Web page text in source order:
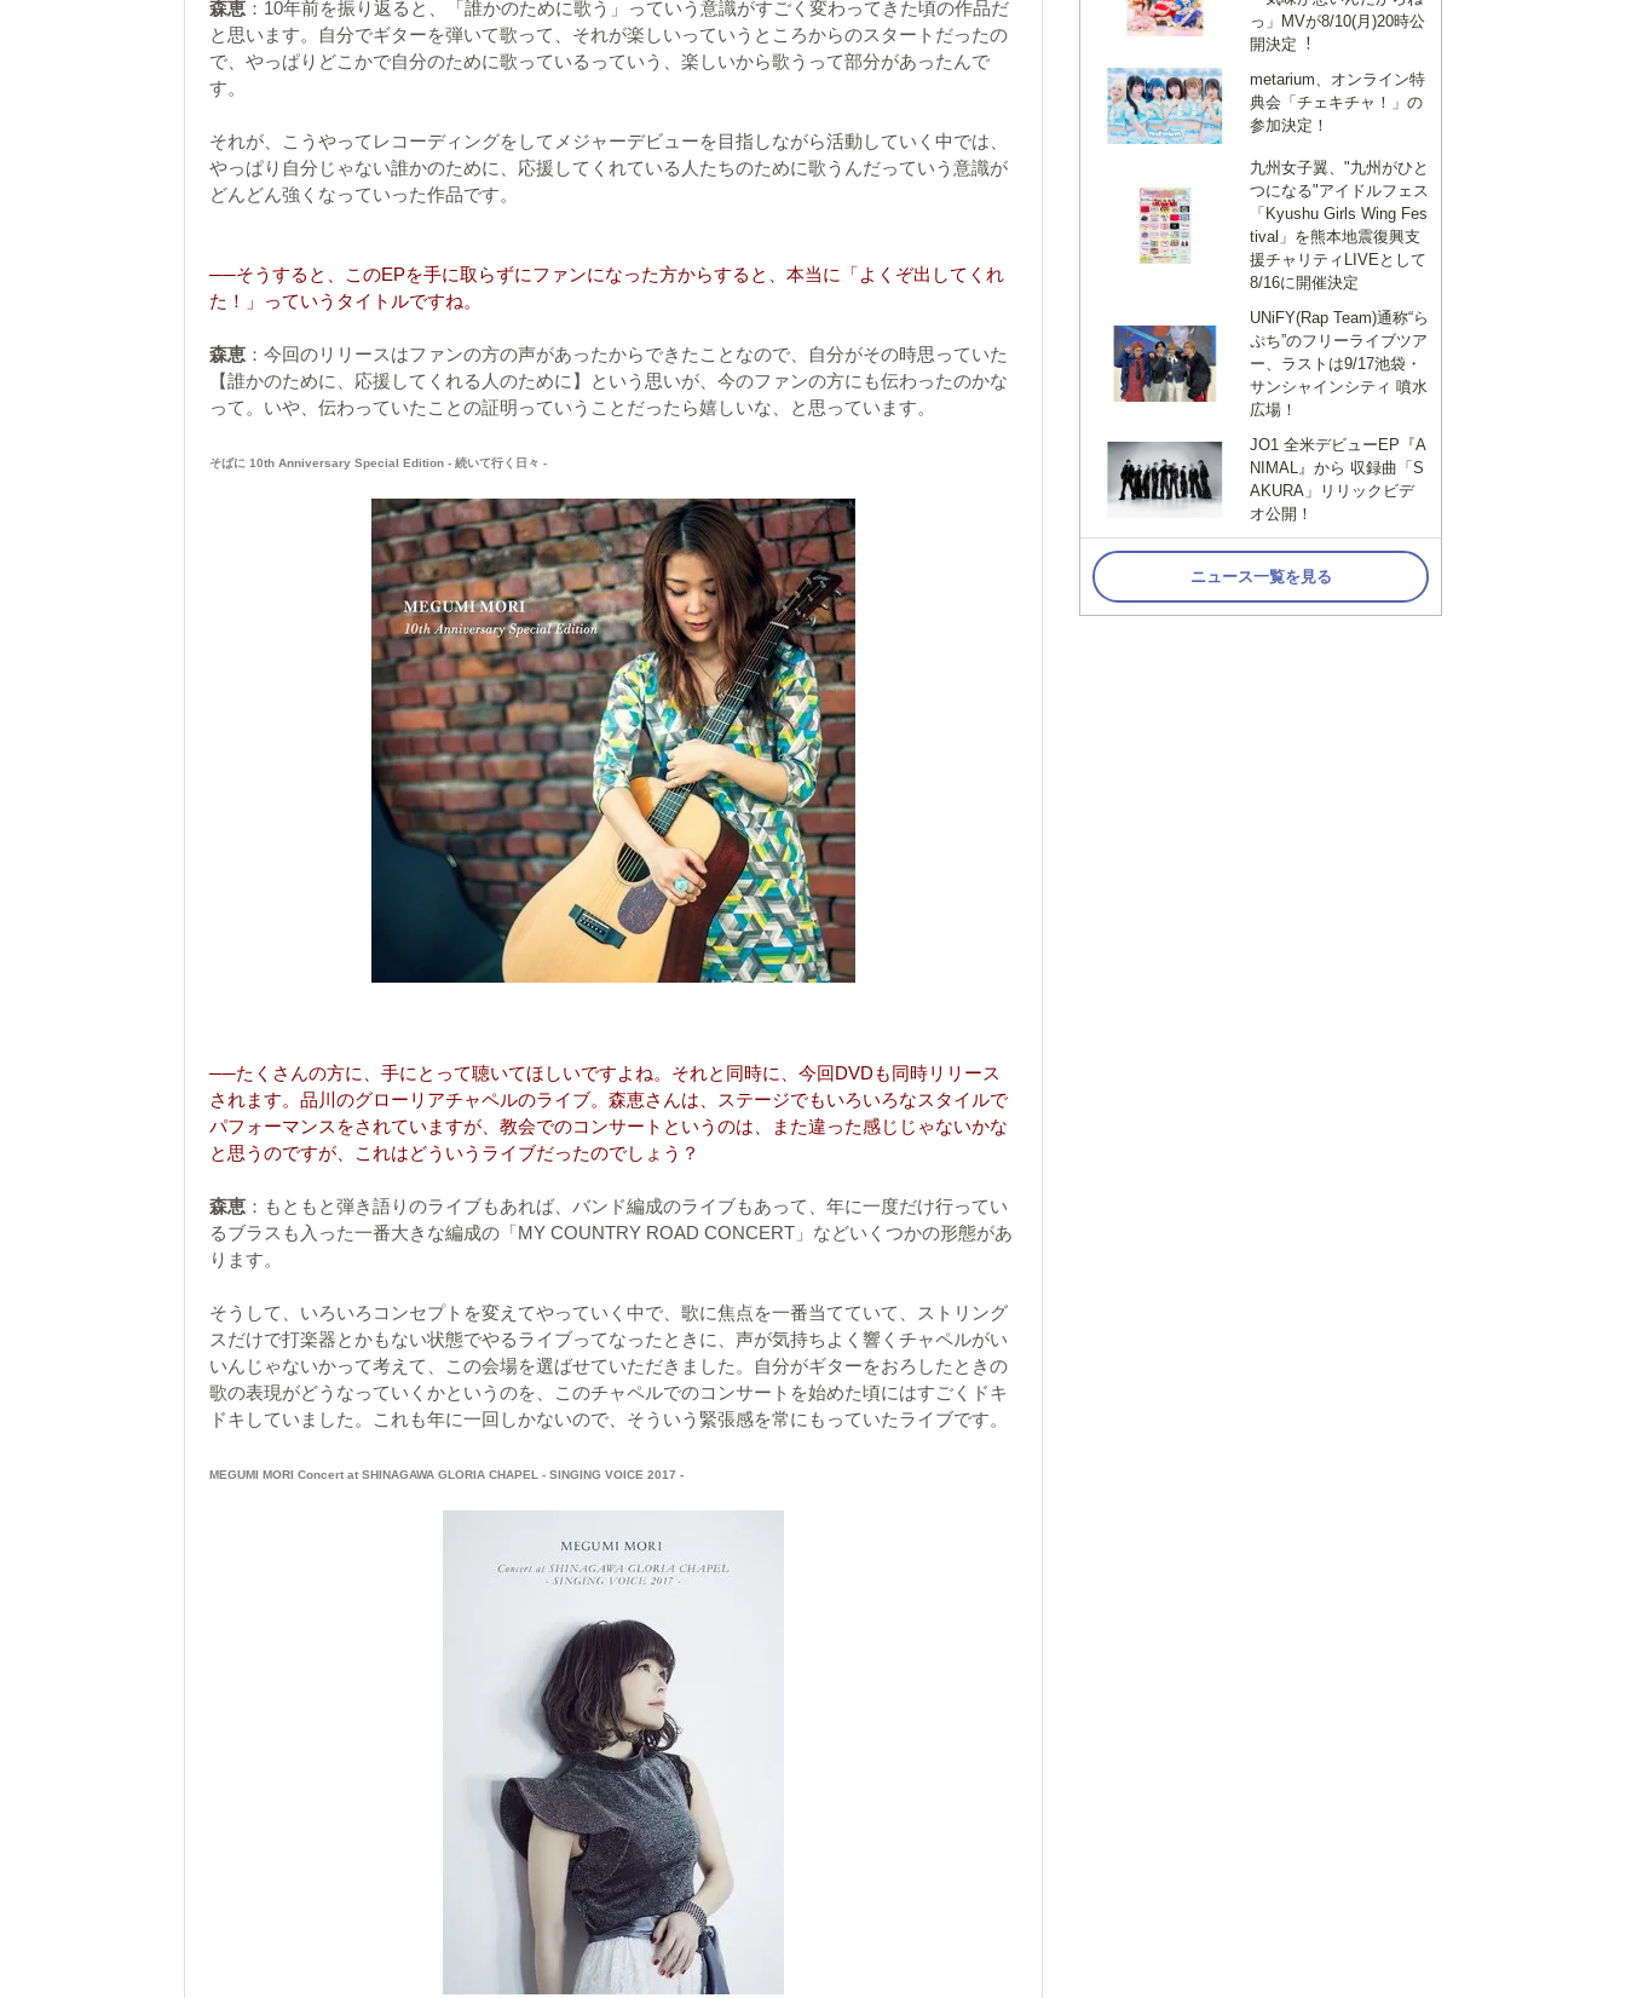
森恵 ：10年前を振り返ると、「誰かのために歌う」っていう意識がすごく変わってきた頃の作品だ
と思います。自分でギターを弾いて歌って、それが楽しいっていうところからのスタートだったの
で、やっぱりどこかで自分のために歌っているっていう、楽しいから歌うって部分があったんで
す。
それが、こうやってレコーディングをしてメジャーデビューを目指しながら活動していく中では、
やっぱり自分じゃない誰かのために、応援してくれている人たちのために歌うんだっていう意識が
どんどん強くなっていった作品です。
──そうすると、このEPを手に取らずにファンになった方からすると、本当に「よくぞ出してくれ
た！」っていうタイトルですね。
森恵 ：今回のリリースはファンの方の声があったからできたことなので、自分がその時思っていた
【誰かのために、応援してくれる人のために】という思いが、今のファンの方にも伝わったのかな
って。いや、伝わっていたことの証明っていうことだったら嬉しいな、と思っています。
そばに 10th Anniversary Special Edition - 続いて行く日々 -
──たくさんの方に、手にとって聴いてほしいですよね。それと同時に、今回DVDも同時リリース
されます。品川のグローリアチャペルのライブ。森恵さんは、ステージでもいろいろなスタイルで
パフォーマンスをされていますが、教会でのコンサートというのは、また違った感じじゃないかな
と思うのですが、これはどういうライブだったのでしょう？
森恵 ：もともと弾き語りのライブもあれば、バンド編成のライブもあって、年に一度だけ行ってい
るブラスも入った一番大きな編成の「MY COUNTRY ROAD CONCERT」などいくつかの形態があ
ります。
そうして、いろいろコンセプトを変えてやっていく中で、歌に焦点を一番当てていて、ストリング
スだけで打楽器とかもない状態でやるライブってなったときに、声が気持ちよく響くチャペルがい
いんじゃないかって考えて、この会場を選ばせていただきました。自分がギターをおろしたときの
歌の表現がどうなっていくかというのを、このチャペルでのコンサートを始めた頃にはすごくドキ
ドキしていました。これも年に一回しかないので、そういう緊張感を常にもっていたライブです。
MEGUMI MORI Concert at SHINAGAWA GLORIA CHAPEL - SINGING VOICE 2017 -
っ」MVが8/10(月)20時公
開決定︕
metarium、オンライン特
典会「チェキチャ！」の
参加決定！
九州女子翼、"九州がひと
つになる"アイドルフェス
「Kyushu Girls Wing Fes
tival」を熊本地震復興支
援チャリティLIVEとして
8/16に開催決定
UNiFY(Rap Team)通称“ら
ぷち”のフリーライブツア
ー、ラストは9/17池袋・
サンシャインシティ 噴水
広場！
JO1 全米デビューEP『A
NIMAL』から 収録曲「S
AKURA」リリックビデ
オ公開！
ニュース一覧を見る